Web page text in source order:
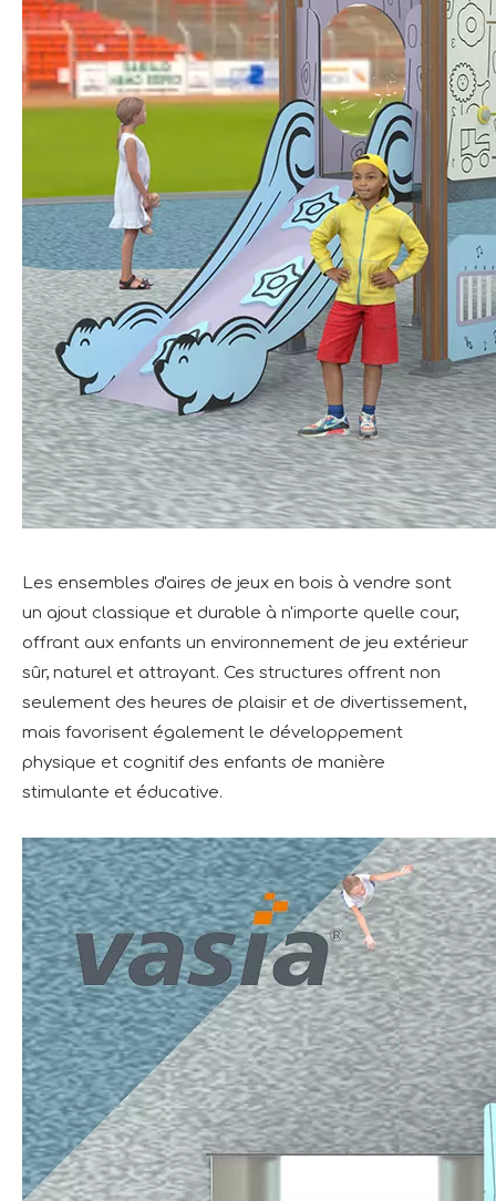
Les ensembles d'aires de jeux en bois à vendre sont
un ajout classique et durable à n'importe quelle cour,
offrant aux enfants un environnement de jeu extérieur
sûr, naturel et attrayant. Ces structures offrent non
seulement des heures de plaisir et de divertissement,
mais favorisent également le développement
physique et cognitif des enfants de manière
stimulante et éducative.